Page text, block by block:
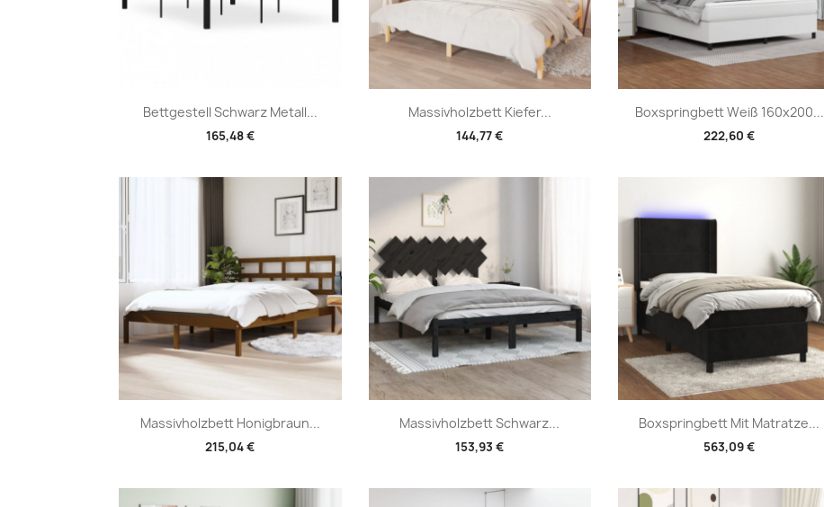
Bettgestell Schwarz Metall...
165,48 €
Vorschau Massivholzbett Kiefer...
144,77 €
Vorschau Boxspringbett Weiß 160x200...
222,60 €
Vorschau
Massivholzbett Honigbraun...
215,04 €
Vorschau Massivholzbett Schwarz...
153,93 €
Vorschau Boxspringbett Mit Matratze...
563,09 €
Vorschau